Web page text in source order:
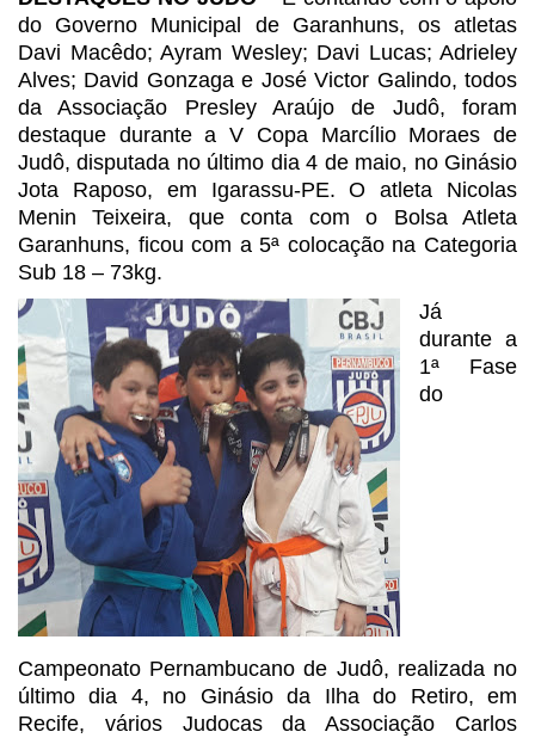
do Governo Municipal de Garanhuns, os atletas
Davi Macêdo; Ayram Wesley; Davi Lucas; Adrieley
Alves; David Gonzaga e José Victor Galindo, todos
da Associação Presley Araújo de Judô, foram
destaque durante a V Copa Marcílio Moraes de
Judô, disputada no último dia 4 de maio, no Ginásio
Jota Raposo, em Igarassu-PE. O atleta Nicolas
Menin Teixeira, que conta com o Bolsa Atleta
Garanhuns, ficou com a 5ª colocação na Categoria
Sub 18 – 73kg.
Já
durante a
1ª Fase
do
Campeonato Pernambucano de Judô, realizada no
último dia 4, no Ginásio da Ilhado Retiro, em
Recife, vários Judocas da Associação Carlos